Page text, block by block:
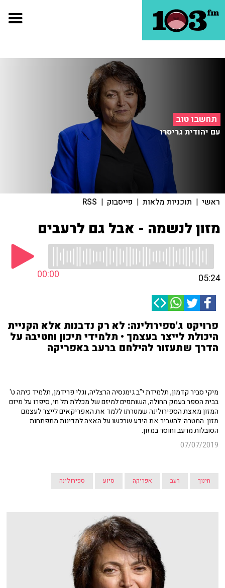
תחשבו טוב
עם יהודית גריסרו
ראשי | תוכניות מלאות | פייסבוק |
RSS
מזון לנשמה - אבל גם לרעבים
00:00 05:24
פרויקט ג'ספירולינה: לא רק נדבנות אלא הקניית
היכולת לייצר בעצמך • תלמידי תיכון וחטיבה על
הדרך שתעזור להילחם ברעב באפריקה
מיקי סביר קדמון, תלמידת י"ב גימנסיה הרצליה, וגלי פרידמן, תלמיד כיתה ט'
בבית הספר בעמק החולה, השותפים למיזם של מכללת תל חי, סיפרו על מיזם
המזון מאצת הספירולינה שמטרתו ללמד את האפריקאים לייצר לעצמם
מזון. המטרה: להעביר את הידע שרכשו על האצה למדינות מתפתחות
הסובלות מרעב וחוסר במזון.
07/07/2019
חינוך רעב אפריקה סיוע ספירולינה